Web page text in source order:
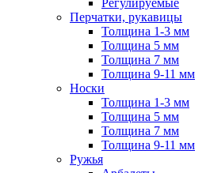
Регулируемые
Перчатки, рукавицы
Толщина 1-3 мм
Толщина 5 мм
Толщина 7 мм
Толщина 9-11 мм
Носки
Толщина 1-3 мм
Толщина 5 мм
Толщина 7 мм
Толщина 9-11 мм
Ружья